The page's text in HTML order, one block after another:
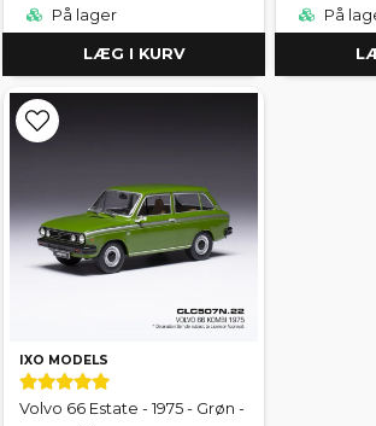
På lager
LÆG I KURV
På
IXO MODELS
Volvo 66 Estate - 1975 - Grøn -